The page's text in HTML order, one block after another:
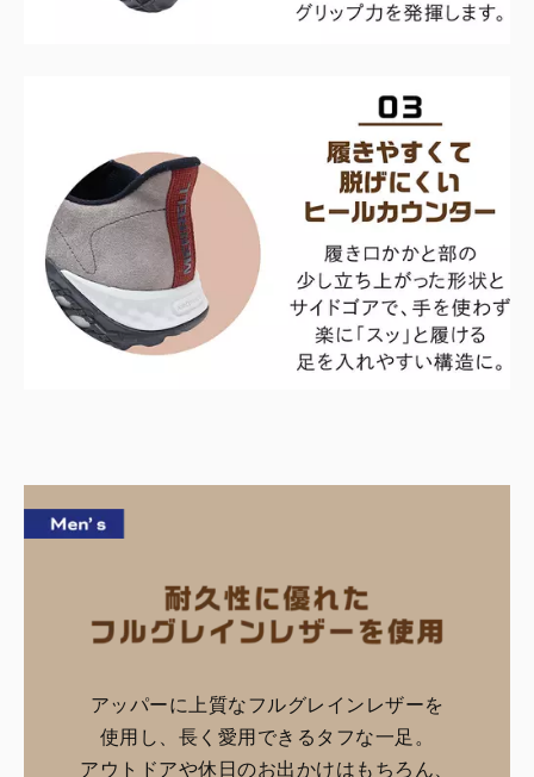
アッパーに上質なフルグレインレザーを
使用し、長く愛用できるタフな一足。
アウトドアや休日のお出かけはもちろん、